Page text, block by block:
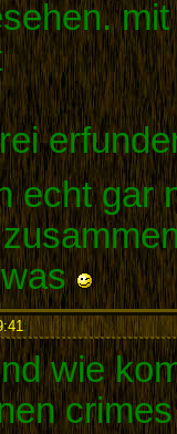
echt gar
:
wie